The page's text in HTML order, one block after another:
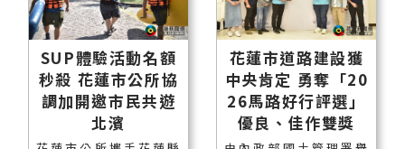
SUP體驗活動名額
秒殺 花蓮市公所協
調加開邀市民共遊
北濱
花蓮市道路建設獲
中央肯定 勇奪「20
26馬路好行評選」
優良、佳作雙獎